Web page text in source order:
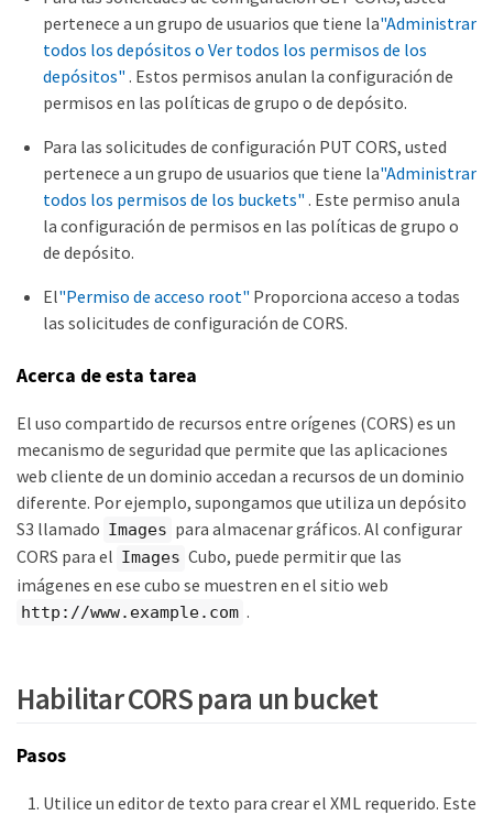
pertenece a un grupo de usuarios que tiene la"Administrar
todos los depósitos o Ver todos los permisos de los
depósitos" . Estos permisos anulan la configuración de
permisos en las políticas de grupo o de depósito.
Para las solicitudes de configuración PUT CORS, usted
pertenece a un grupo de usuarios que tiene la"Administrar
todos los permisos de los buckets" . Este permiso anula
la configuración de permisos en las políticas de grupo o
de depósito.
El"Permiso de acceso root" Proporciona acceso a todas
las solicitudes de configuración de CORS.
Acerca de esta tarea
El uso compartido de recursos entre orígenes (CORS) es un
mecanismo de seguridad que permite que las aplicaciones
web cliente de un dominio accedan a recursos de un dominio
diferente. Por ejemplo, supongamos que utiliza un depósito
S3 llamado Images para almacenar gráficos. Al configurar
CORS para el Images Cubo, puede permitir que las
imágenes en ese cubo se muestren en el sitio web
http://www.example.com .
Habilitar CORS para un bucket
Pasos
Utilice un editor de texto para crear el XML requerido. Este